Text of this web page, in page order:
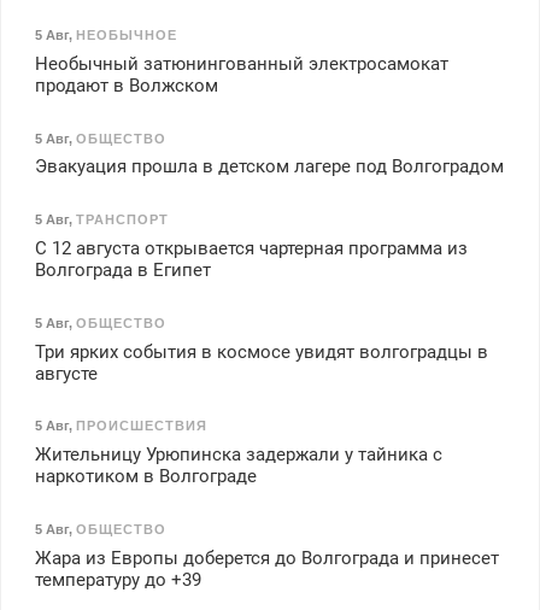
5 Авг, НЕОБЫЧНОЕ
Необычный затюнингованный электросамокат
продают в Волжском
5 Авг, ОБЩЕСТВО
Эвакуация прошла в детском лагере под Волгоградом
5 Авг, ТРАНСПОРТ
С 12 августа открывается чартерная программа из
Волгограда в Египет
5 Авг, ОБЩЕСТВО
Три ярких события в космосе увидят волгоградцы в
августе
5 Авг, ПРОИСШЕСТВИЯ
Жительницу Урюпинска задержали у тайника с
наркотиком в Волгограде
5 Авг, ОБЩЕСТВО
Жара из Европы доберется до Волгограда и принесет
температуру до +39